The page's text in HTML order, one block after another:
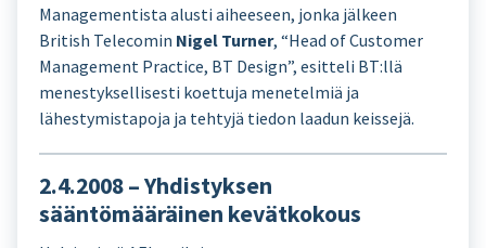
Managementista alusti aiheeseen, jonka jälkeen
British Telecomin Nigel Turner, “Head of Customer
Management Practice, BT Design”, esitteli BT:llä
menestyksellisesti koettuja menetelmiä ja
lähestymistapoja ja tehtyjä tiedon laadun keissejä.
2.4.2008 – Yhdistyksen
sääntömääräinen kevätkokous